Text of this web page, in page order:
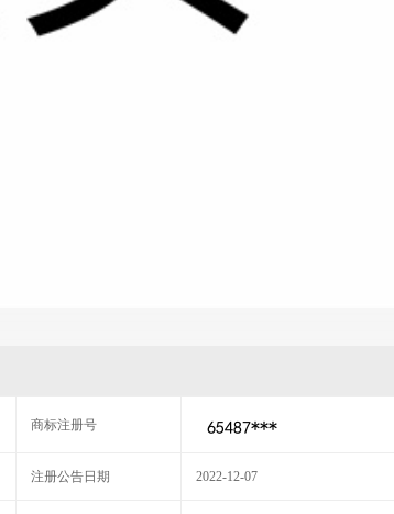
商标注册号
注册公告日期 2022-12-07